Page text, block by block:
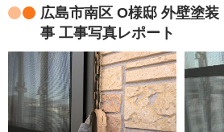
広島市南区 O様邸 外壁塗
事 工事写真レポート